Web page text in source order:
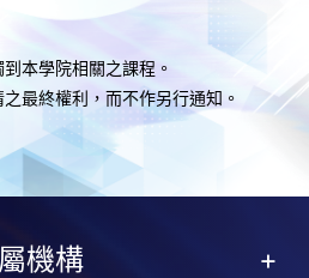
本學院相關之課程。
最終權利，而不作另行通知 。
機構